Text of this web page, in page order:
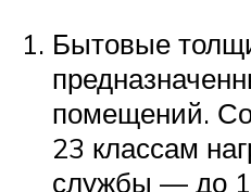
Бытовые
помещений.
23 классам
службы — до